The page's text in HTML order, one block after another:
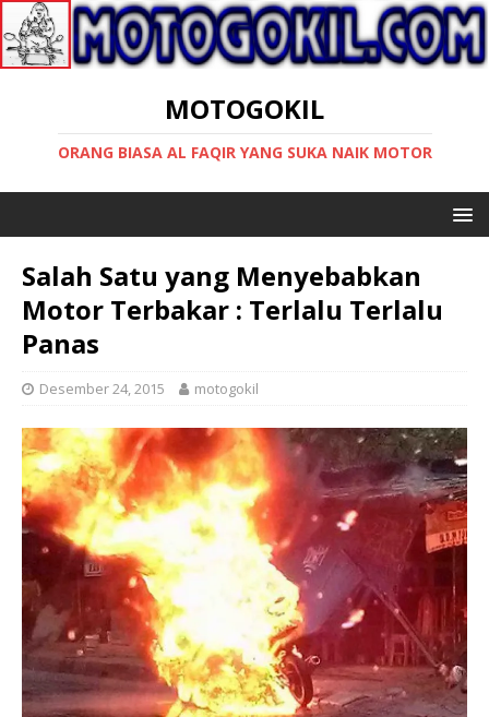
MOTOGOKIL
ORANG BIASA AL FAQIR YANG SUKA NAIK MOTOR
Salah Satu yang Menyebabkan
Motor Terbakar : Terlalu Terlalu
Panas
Desember 24, 2015 motogokil